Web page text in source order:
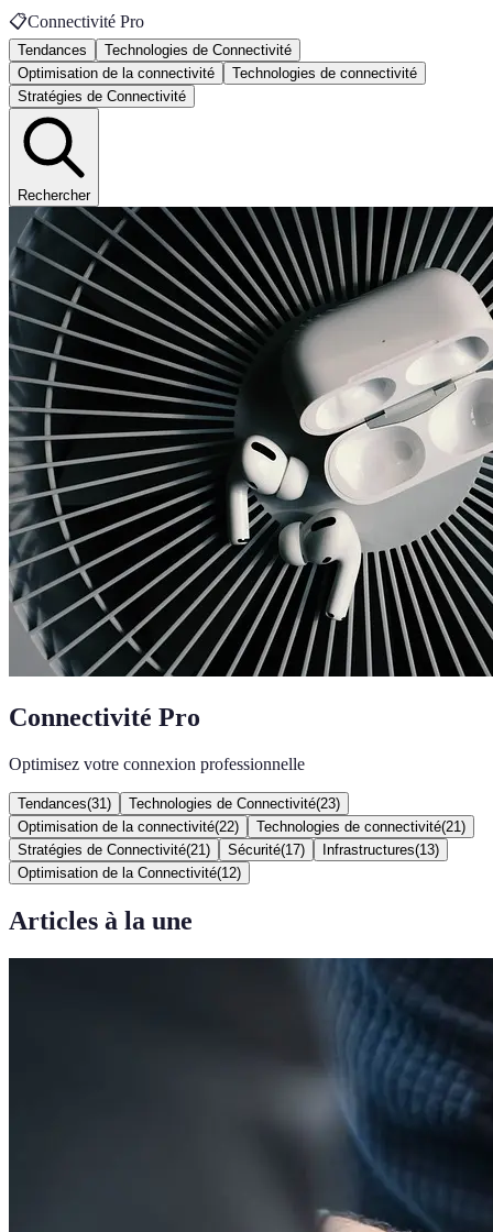
📋Connectivité Pro
Tendances
Technologies de Connectivité
Optimisation de la connectivité
Technologies de connectivité
Stratégies de Connectivité
Rechercher
Connectivité Pro
Optimisez votre connexion professionnelle
Tendances(31 ) Technologies de Connectivité(23)
Optimisation de la connectivité(22) Technologies de connectivité(21 )
Stratégies de Connectivité(21 ) Sécurité(17) Infrastructures(13)
Optimisation de la Connectivité(12)
Articles à la une